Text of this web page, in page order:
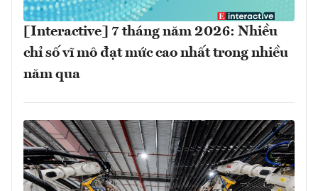
[Interactive] 7 tháng năm 2026: Nhiều
chỉ số vĩ mô đạt mức cao nhất trong nhiều
năm qua